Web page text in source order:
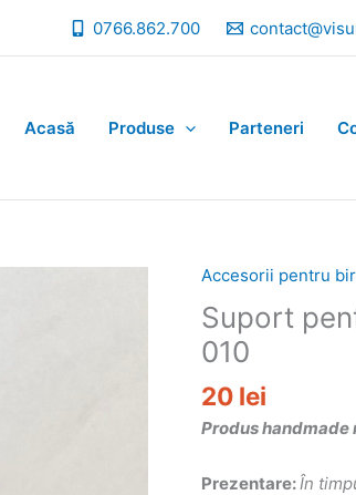
0766.862.700
Acasă Produse Parteneri
Accesorii pentru
Suport
010
20 lei
Produs handmade
Prezentare: În